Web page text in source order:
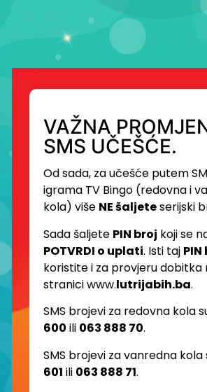
VAŽNA
SMS UČEŠĆE.
Od sada, za učešće putem
igrama TV Bingo (redovna i
kola) više NE šaljeteserijski
Sada šaljete PIN broj koji se
POTVRDI o uplati. Isti taj PIN
koristite i za provjeru dobitka
stranici www.lutrijabih.ba.
SMS brojevi za redovna kola
600 ili 063 888 70.
SMS brojevi za vanredna kola
601 ili 063 888 71.